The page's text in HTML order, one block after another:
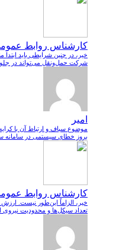
کارشناس روابط
خیر، در چنین شرایطی باید
شرکت حمل‌ونقل می‌تواند در
امیر
موضوع سباف و ارتباط آن با
بروز خطای سیستمی در سامانه
کارشناس روابط
خیر، الزاماً این‌طور نیست.
تعداد سیکل‌ها و محدودیت نیروی